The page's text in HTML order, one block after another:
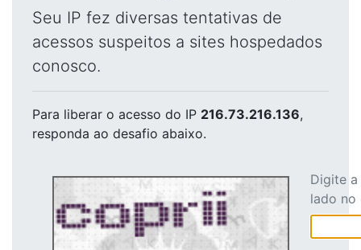
Seu IP fez diversas tentativas de
acessos suspeitos a sites hospedados
conosco.
Para liberar o acesso do IP 216.73.216.136,
responda ao desafio abaixo.
Digite
lado no